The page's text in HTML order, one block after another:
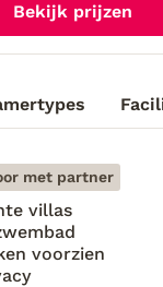
met partner
villas
voorzien
Bekijk prijzen